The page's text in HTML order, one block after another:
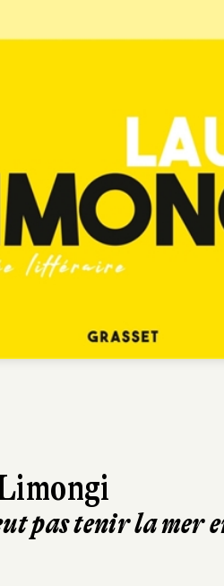
pas tenir la mer